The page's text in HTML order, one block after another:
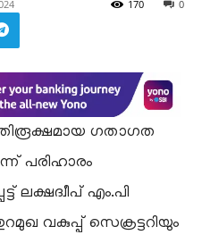
0
170
ഗതാഗത
പരിഹാരം
എം.പി
വകുപ്പ് സെക്രട്ടറിയും